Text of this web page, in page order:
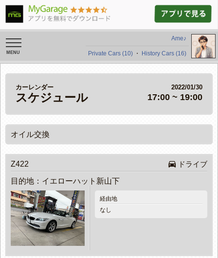
toggle
navigation
Ame♪
Private Cars (10) ・ History Cars (16)
カーレンダー 2022/01/30
スケジュール 17:00 ~ 19:00
オイル交換
Z422  ドライブ
目的地：イエローハット新山下
経由地
なし